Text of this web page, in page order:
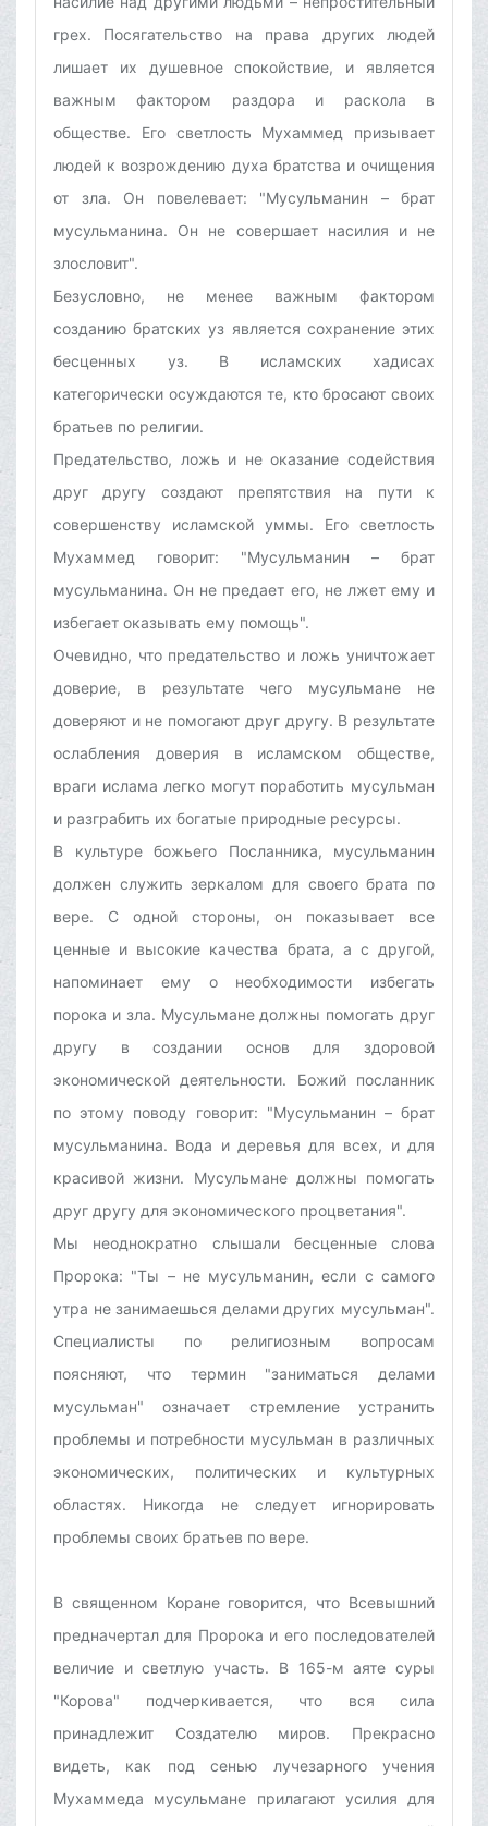
грех. Посягательство на права других людей
лишает их душевное спокойствие, и является
важным фактором раздора и раскола в
обществе. Его светлость Мухаммед призывает
людей к возрождению духа братства и очищения
от зла. Он повелевает: "Мусульманин – брат
мусульманина. Он не совершает насилия и не
злословит".
Безусловно, не менее важным фактором
созданию братских уз является сохранение этих
бесценных уз. В исламских хадисах
категорически осуждаются те, кто бросают своих
братьев по религии.
Предательство, ложь и не оказание содействия
друг другу создают препятствия на пути к
совершенству исламской уммы. Его светлость
Мухаммед говорит: "Мусульманин – брат
мусульманина. Он не предает его, не лжет ему и
избегает оказывать ему помощь".
Очевидно, что предательство и ложь уничтожает
доверие, в результате чего мусульмане не
доверяют и не помогают друг другу. В результате
ослабления доверия в исламском обществе,
враги ислама легко могут поработить мусульман
и разграбить их богатые природные ресурсы.
В культуре божьего Посланника, мусульманин
должен служить зеркалом для своего брата по
вере. С одной стороны, он показывает все
ценные и высокие качества брата, а с другой,
напоминает ему о необходимости избегать
порока и зла. Мусульмане должны помогать друг
другу в создании основ для здоровой
экономической деятельности. Божий посланник
по этому поводу говорит: "Мусульманин – брат
мусульманина. Вода и деревья для всех, и для
красивой жизни. Мусульмане должны помогать
друг другу для экономического процветания".
Мы неоднократно слышали бесценные слова
Пророка: "Ты – не мусульманин, если с самого
утра не занимаешься делами других мусульман".
Специалисты по религиозным вопросам
поясняют, что термин "заниматься делами
мусульман" означает стремление устранить
проблемы и потребности мусульман в различных
экономических, политических и культурных
областях. Никогда не следует игнорировать
проблемы своих братьев по вере.
В священном Коране говорится, что Всевышний
предначертал для Пророка и его последователей
величие и светлую участь. В 165-м аяте суры
"Корова" подчеркивается, что вся сила
принадлежит Создателю миров. Прекрасно
видеть, как под сенью лучезарного учения
Мухаммеда мусульмане прилагают усилия для